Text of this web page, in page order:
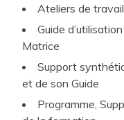
Ateliers de travail
Guide
Matrice
Support
et de son Guide
Programme,